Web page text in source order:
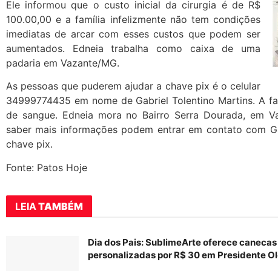
Ele informou que o custo inicial da cirurgia é de R$
100.00,00 e a família infelizmente não tem condições
imediatas de arcar com esses custos que podem ser
aumentados. Edneia trabalha como caixa de uma
padaria em Vazante/MG.
As pessoas que puderem ajudar a chave pix é o celular
34999774435 em nome de Gabriel Tolentino Martins. A
de sangue. Edneia mora no Bairro Serra Dourada, em
saber mais informações podem entrar em contato com
chave pix.
Fonte: Patos Hoje
LEIA TAMBÉM
Dia dos Pais: SublimeArte oferece canecas
personalizadas por R$ 30 em Presidente